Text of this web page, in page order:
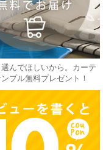
んでほしいから。カーテ
プル無料プレゼント！